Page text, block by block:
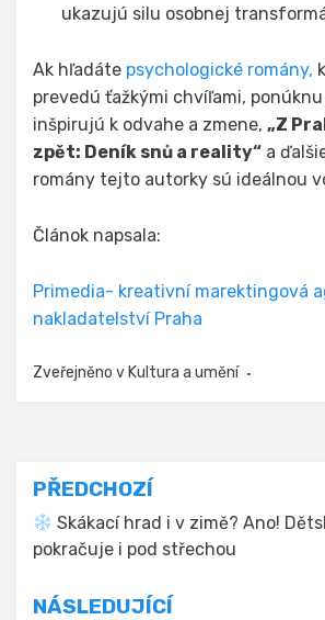
ukazujú silu osobnej
Ak hľadáte psychologické romány,
prevedú ťažkými chvíľami,
inšpirujú k odvahe a zmene, „Z
zpět: Deník snů a reality“ a
romány tejto autorky sú ideálnou
Článok napsala:
Primedia- kreativní marektingová
nakladatelství Praha
Zveřejněno v Kultura a umění
Navigace
pro
příspěvek
PŘEDCHOZÍ
Skákací hrad i v zimě? Ano!
pokračuje i pod střechou
NÁSLEDUJÍCÍ